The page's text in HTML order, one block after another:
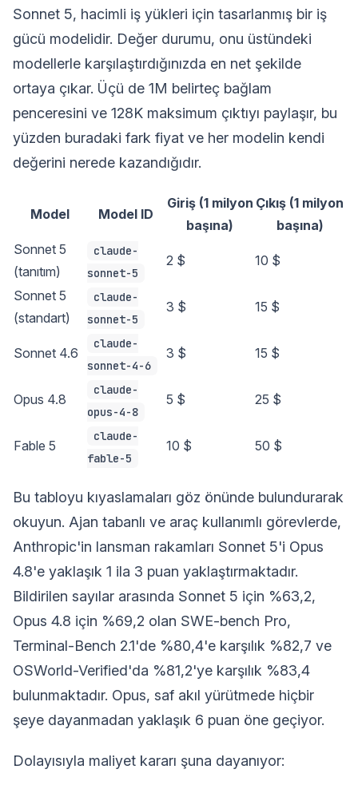
Sonnet 5, hacimli iş yükleri için tasarlanmış bir iş
gücü modelidir. Değer durumu, onu üstündeki
modellerle karşılaştırdığınızda en net şekilde
ortaya çıkar. Üçü de 1M belirteç bağlam
penceresini ve 128K maksimum çıktıyı paylaşır, bu
yüzden buradaki fark fiyat ve her modelin kendi
değerini nerede kazandığıdır.
Model Model ID
Giriş (1 milyon
başına)
Çıkış (1 milyon
başına)
Sonnet 5
(tanıtım)
claude-
sonnet-5
2 $ 10 $
Sonnet 5
(standart)
claude-
sonnet-5
3 $ 15 $
Sonnet 4.6
claude-
sonnet-4-6
3 $ 15 $
Opus 4.8
claude-
opus-4-8
5 $ 25 $
Fable 5
claude-
fable-5
10 $ 50 $
Bu tabloyu kıyaslamaları göz önünde bulundurarak
okuyun. Ajan tabanlı ve araç kullanımlı görevlerde,
Anthropic'in lansman rakamları Sonnet 5'i Opus
4.8'e yaklaşık 1 ila 3 puan yaklaştırmaktadır.
Bildirilen sayılar arasında Sonnet 5 için %63,2,
Opus 4.8 için %69,2 olan SWE-bench Pro,
Terminal-Bench 2.1'de %80,4'e karşılık %82,7 ve
OSWorld-Verified'da %81,2'ye karşılık %83,4
bulunmaktadır. Opus, saf akıl yürütmede hiçbir
şeye dayanmadan yaklaşık 6 puan öne geçiyor.
Dolayısıyla maliyet kararı şuna dayanıyor: